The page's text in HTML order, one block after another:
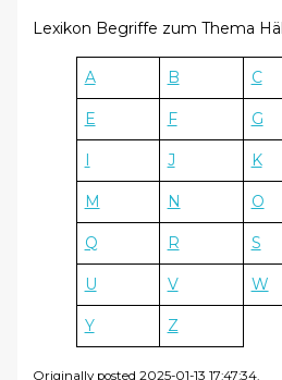
Lexikon Begriffe zum Thema
A B C
E F G
I J K
M N O
Q R S
U V W
Y Z
Originally posted 2025-01-13 17:47:34.